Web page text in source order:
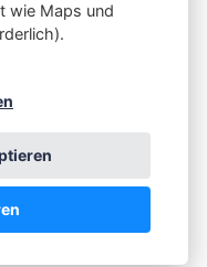
(iOSBN)
CMS
wie Maps und